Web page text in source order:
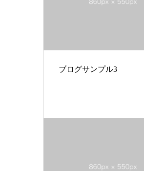
ブログサンプル3